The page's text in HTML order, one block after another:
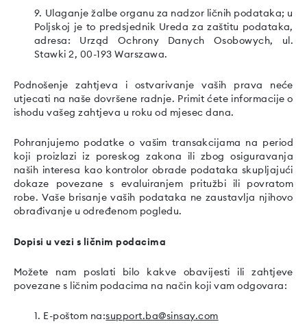
9. Ulaganje žalbe organu za nadzor ličnih podataka; u
Poljskoj je to predsjednik Ureda za zaštitu podataka,
adresa: Urząd Ochrony Danych Osobowych, ul.
Stawki 2, 00-193 Warszawa.
Podnošenje zahtjeva i ostvarivanje vaših prava neće
utjecati na naše dovršene radnje. Primit ćete informacije o
ishodu vašeg zahtjeva u roku od mjesec dana.
Pohranjujemo podatke o vašim transakcijama na period
koji proizlazi iz poreskog zakona ili zbog osiguravanja
naših interesa kao kontrolor obrade podataka skupljajući
dokaze povezane s evaluiranjem pritužbi ili povratom
robe. Vaše brisanje vaših podataka ne zaustavlja njihovo
obrađivanje u određenom pogledu.
Dopisi u vezi s ličnim podacima
Možete nam poslati bilo kakve obavijesti ili zahtjeve
povezane s ličnim podacima na način koji vam odgovara:
1. E-poštom na:support.ba@sinsay.com